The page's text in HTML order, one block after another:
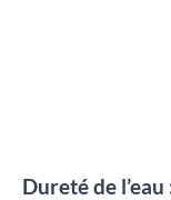
Dureté de